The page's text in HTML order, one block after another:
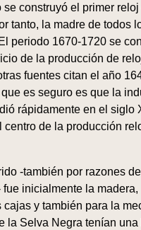
construyó el primer reloj
tanto, la madre de todos
periodo 1670-1720 se
de la producción de
fuentes citan el año
es seguro es que la
rápidamente en el siglo
centro de la producción
-también por razones de
inicialmente la madera,
cajas y también para la
la Selva Negra tenían una